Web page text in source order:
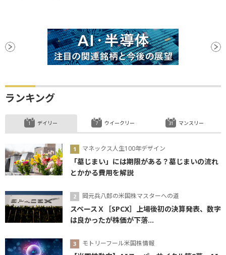
ランキング
デイリー
マネックス人生100年デザイン
「墓じまい」には期限がある？墓じまいの流れ
とかかる費用を解説
岡元兵八郎の米国株マスターへの道
スペースＸ［SPCX］上場後初の決算発表、数字
は良かったが株価が下落...
モトリーフール米国株情報
ウイークリー マンスリー